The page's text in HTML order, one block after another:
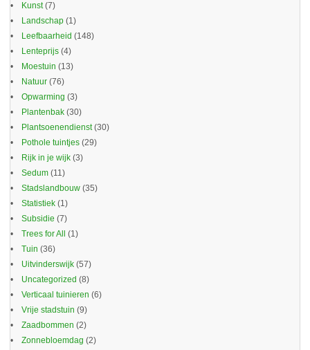
Kunst(7)
Landschap (1)
Leefbaarheid (148)
Lenteprijs (4)
Moestuin (13)
Natuur (76)
Opwarming (3)
Plantenbak (30)
Plantsoenendienst(30)
Pothole tuintjes (29)
Rijk in je wijk (3)
Sedum (11)
Stadslandbouw (35)
Statistiek (1)
Subsidie (7)
Trees for All
(1)
Tuin (36)
Uitvinderswijk (57)
Uncategorized (8)
Verticaal tuinieren (6)
Vrije stadstuin (9)
Zaadbommen (2)
Zonnebloemdag (2)